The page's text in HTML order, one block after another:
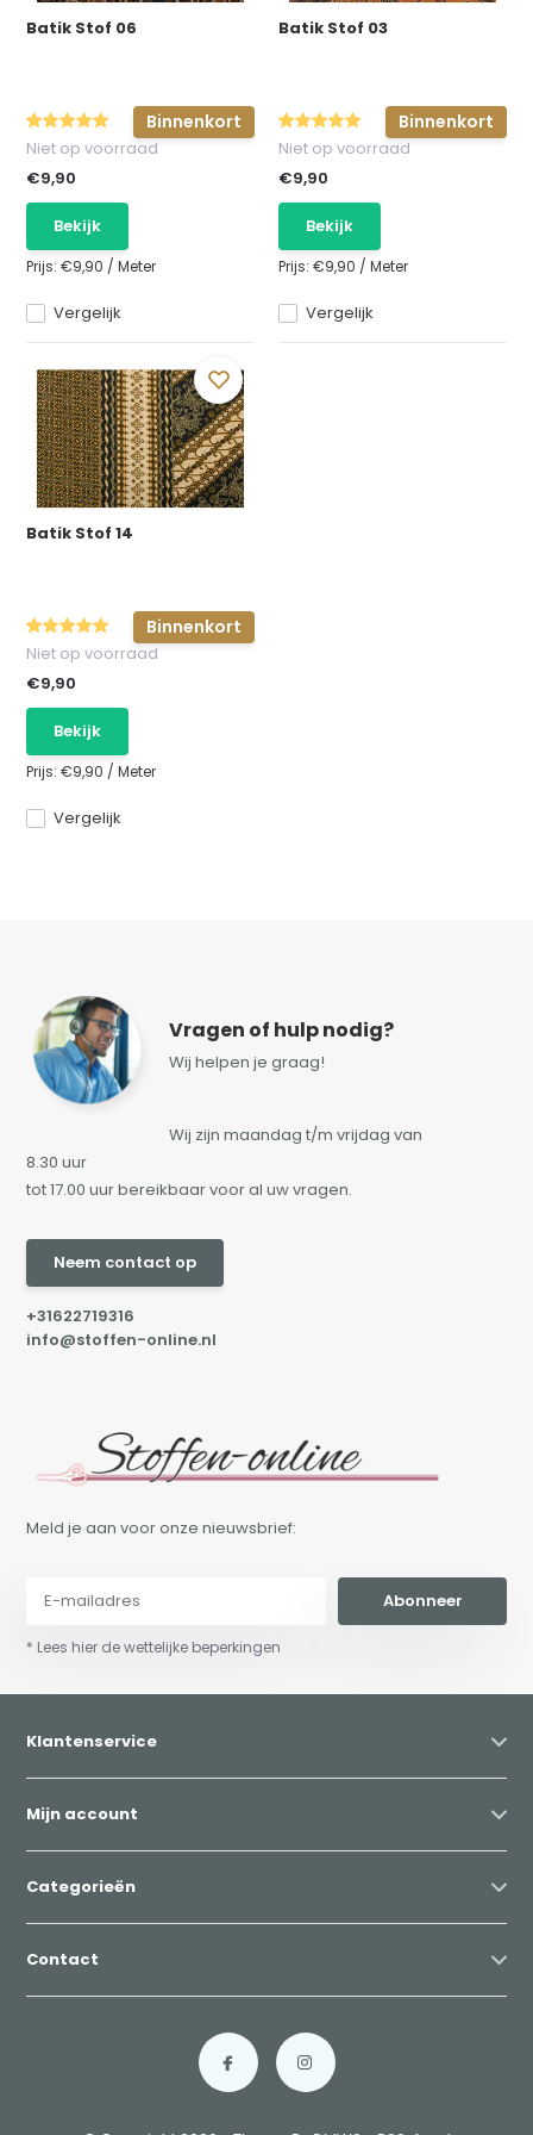
Batik Stof 06
Binnenkort
Vergelijk
Niet op voorraad
€9,90
Bekijk
Prijs:€9,90 /Meter
Batik Stof 03
Binnenkort
Vergelijk
Niet op voorraad
€9,90
Bekijk
Prijs: €9,90 / Meter
Batik Stof 14
Binnenkort
Vergelijk
Niet op voorraad
€9,90
Bekijk
Prijs:€9,90 /Meter
Vragen of hulp nodig?
Wij helpen je graag!
Wij zijn maandag t/m vrijdag van
8.30 uur
tot 17.00 uur bereikbaar voor al uw vragen.
Neem contact op
+31622719316
info@stoffen-online.nl
Meld je aan voor onze nieuwsbrief:
Abonneer
* Lees hier de wettelijke beperkingen
Klantenservice
Mijn account
Categorieën
Contact